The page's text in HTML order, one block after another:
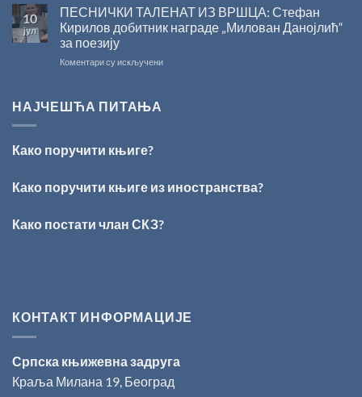
Сали
СКЗ
одржано
уручење
10
јул
ПЕСНИЧКИ ТАЛЕНАТ ИЗ ВРШЦА: Стефан
Кирилов добитник награде „Милован Данојлић“
за поезију
Коментари су искљученина
„Милован
поезију
НАЈЧЕШЋА ПИТАЊА
Како поручити књиге?
Како поручити књиге из иностранства?
Како постати члан СКЗ?
КОНТАКТ ИНФОРМАЦИЈЕ
Српска књижевна задруга
Краља Милана 19, Београд